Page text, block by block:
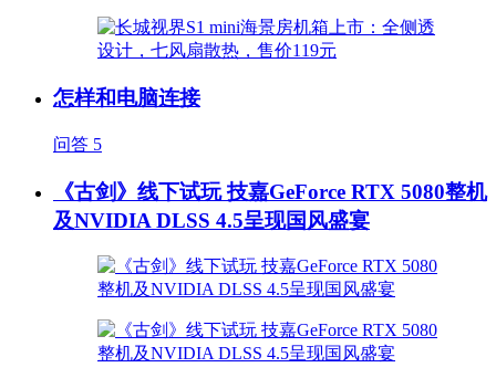
怎样和电脑连接
问答 5
《古剑》线下试玩 技嘉GeForce RTX 5080整机
及NVIDIA DLSS 4.5呈现国风盛宴